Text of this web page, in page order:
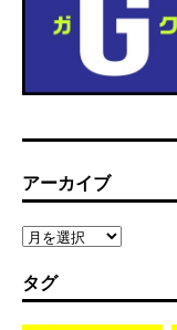
アーカイブ
タグ